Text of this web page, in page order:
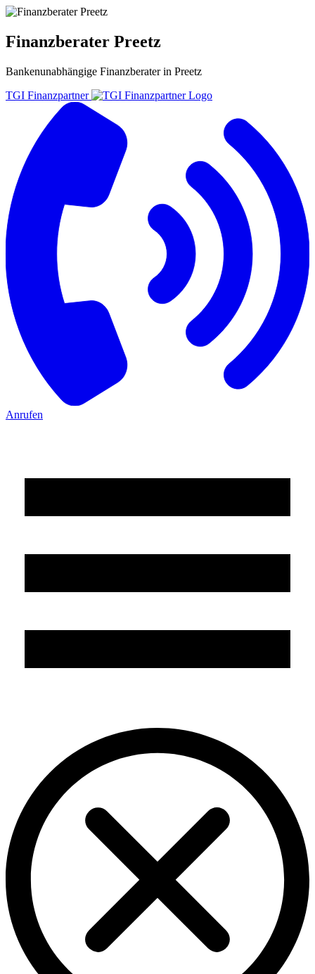
Finanzberater Preetz
Bankenunabhängige Finanzberaterin Preetz
TGI Finanzpartner
Anrufen